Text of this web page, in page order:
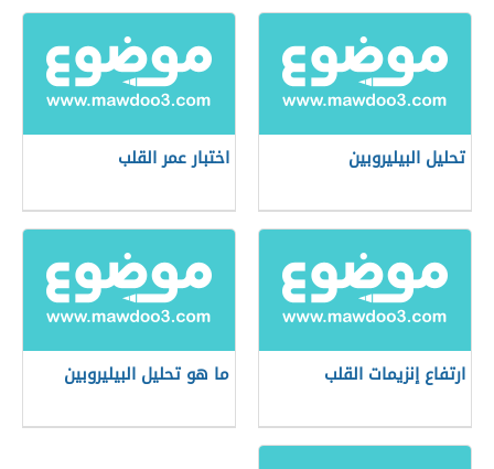
تحليل البيليروبين اختبار عمر القلب
ارتفاع إنزيمات القلب ما هو تحليل البيليروبين